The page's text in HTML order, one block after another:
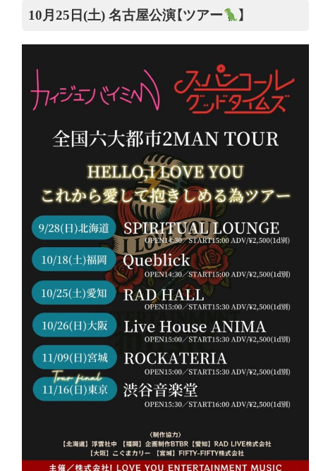
10月25日(土) 名古屋公演【ツアー 】